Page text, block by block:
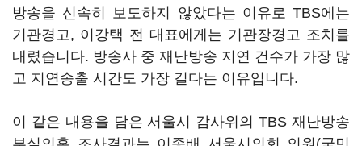
방송을 신속히 보도하지 않았다는 이유로 TBS에는
기관경고, 이강택 전 대표에게는 기관장경고 조치를
내렸습니다. 방송사 중 재난방송 지연 건수가 가장 많
고 지연송출 시간도 가장 길다는 이유입니다.
이 같은 내용을 담은 서울시 감사위의 TBS 재난방송